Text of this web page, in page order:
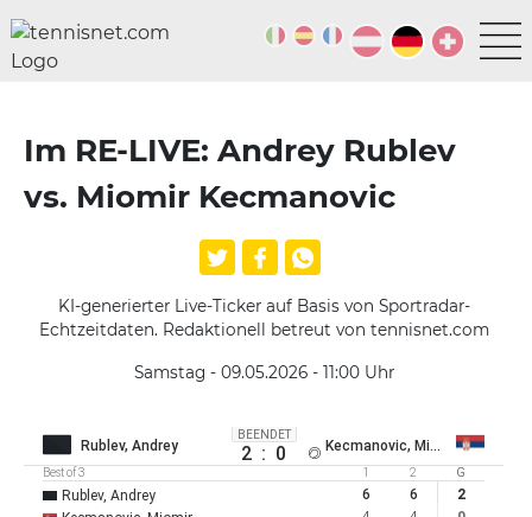
Im RE-LIVE: Andrey Rublev
vs. Miomir Kecmanovic
KI-generierter Live-Ticker auf Basis von Sportradar-
Echtzeitdaten. Redaktionell betreut von tennisnet.com
Samstag - 09.05.2026 - 11:00Uhr
Rublev, Andrey
BEENDET
2 : 0 Kecmanovic, Miomir
Best of 3 1 2 G
Rublev, Andrey 6 6
2